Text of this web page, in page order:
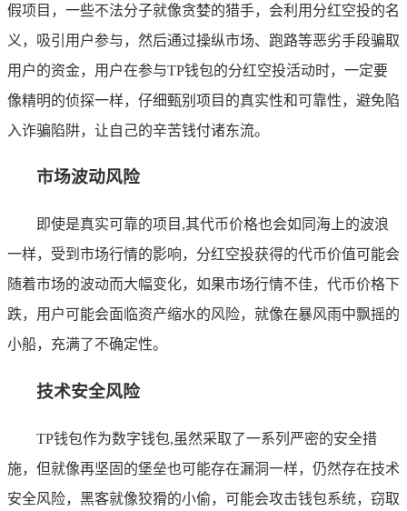
假项目，一些不法分子就像贪婪的猎手，会利用分红空投的名
义，吸引用户参与，然后通过操纵市场、跑路等恶劣手段骗取
用户的资金，用户在参与TP钱包的分红空投活动时，一定要
像精明的侦探一样，仔细甄别项目的真实性和可靠性，避免陷
入诈骗陷阱，让自己的辛苦钱付诸东流。
市场波动风险
即使是真实可靠的项目,其代币价格也会如同海上的波浪
一样，受到市场行情的影响，分红空投获得的代币价值可能会
随着市场的波动而大幅变化，如果市场行情不佳，代币价格下
跌，用户可能会面临资产缩水的风险，就像在暴风雨中飘摇的
小船，充满了不确定性。
技术安全风险
TP钱包作为数字钱包,虽然采取了一系列严密的安全措
施，但就像再坚固的堡垒也可能存在漏洞一样，仍然存在技术
安全风险，黑客就像狡猾的小偷，可能会攻击钱包系统，窃取